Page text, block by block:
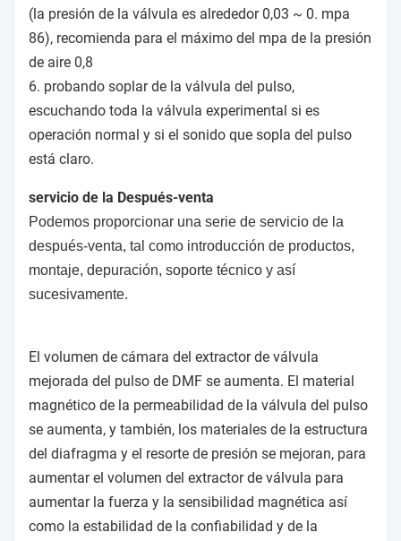
(la presión de la válvula es alrededor 0,03 ~ 0. mpa
86), recomienda para el máximo del mpa de la presión
de aire 0,8
6. probando soplar de la válvula del pulso,
escuchando toda la válvula experimental si es
operación normal y si el sonido que sopla del pulso
está claro.
servicio de la Después-venta
Podemos proporcionar una serie de servicio de la
después-venta, tal como introducción de productos,
montaje, depuración, soporte técnico y así
sucesivamente.
El volumen de cámara del extractor de válvula
mejorada del pulso de DMF se aumenta. El material
magnético de la permeabilidad de la válvula del pulso
se aumenta, y también, los materiales de la estructura
del diafragma y el resorte de presión se mejoran, para
aumentar el volumen del extractor de válvula para
aumentar la fuerza y la sensibilidad magnética así
como la estabilidad de la confiabilidad y de la